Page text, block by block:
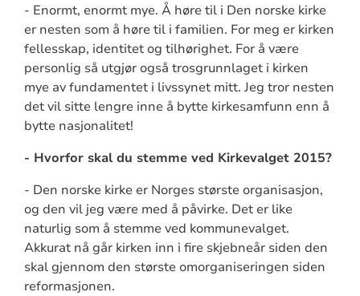
- Enormt, enormt mye. Å høre til i Den norske kirke
er nesten som å høre til i familien. For meg er kirken
fellesskap, identitet og tilhørighet. For å være
personlig så utgjør også trosgrunnlaget i kirken
mye av fundamentet i livssynet mitt. Jeg tror nesten
det vil sitte lengre inne å bytte kirkesamfunn enn å
bytte nasjonalitet!
- Hvorfor skal du stemme ved Kirkevalget 2015?
- Den norske kirke er Norges største organisasjon,
og den vil jeg være med å påvirke. Det er like
naturlig som å stemme ved kommunevalget.
Akkurat nå går kirken inn i fire skjebneår siden den
skal gjennom den største omorganiseringen siden
reformasjonen.